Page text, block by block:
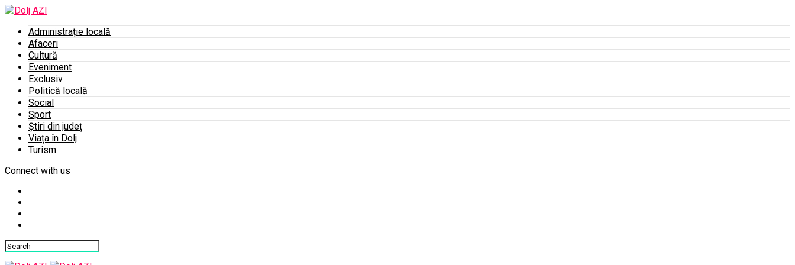
Administrație locală
Afaceri
Cultură
Eveniment
Exclusiv
Politică locală
Social
Sport
Știri din județ
Viața în Dolj
Turism
Connect with us